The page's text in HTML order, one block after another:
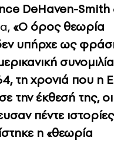
DeHaven-Smith
«Ο όρος θεωρία
υπήρχε ως
τη χρονιά που η
την έκθεσή της,
πέντε
η «θεωρία